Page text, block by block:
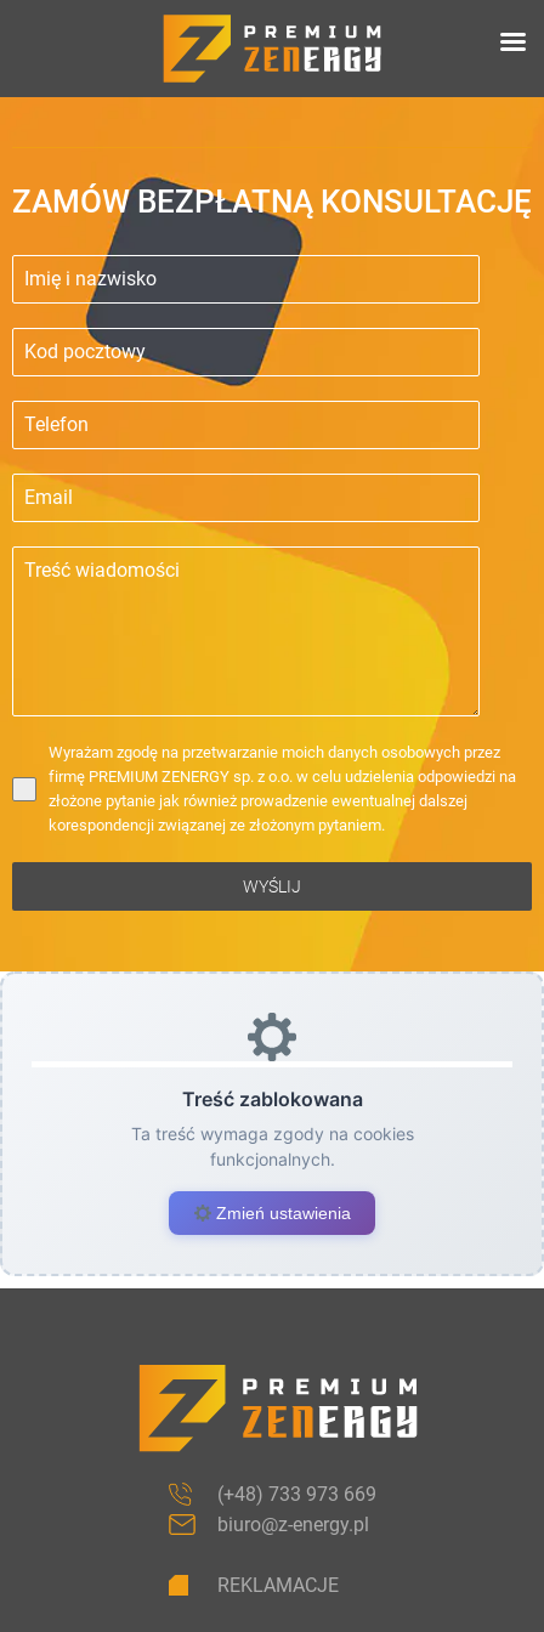
ZAMÓW BEZPŁATNĄ KONSULTACJĘ
Wyrażam zgodę na przetwarzanie moich danych osobowych przez
firmę PREMIUM ZENERGY sp. z o.o. w celu udzielenia odpowiedzi na
złożone pytanie jak również prowadzenie ewentualnej dalszej
korespondencji związanej ze złożonym pytaniem.
WYŚLIJ
Treść zablokowana
Ta treść wymaga zgody na cookies
funkcjonalnych.
Zmień ustawienia
(+48) 733 973 669
biuro@z-energy.pl
REKLAMACJE